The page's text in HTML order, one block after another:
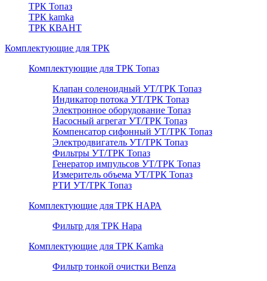
ТРК Топаз
ТРК kamka
ТРК КВАНТ
Комплектующие для ТРК
Комплектующие для ТРК Топаз
Клапан соленоидный УТ/ТРК Топаз
Индикатор потока УТ/ТРК Топаз
Электронное оборудование Топаз
Насосный агрегат УТ/ТРК Топаз
Компенсатор сифонный УТ/ТРК Топаз
Электродвигатель УТ/ТРК Топаз
Фильтры УТ/ТРК Топаз
Генератор импульсов УТ/ТРК Топаз
Измеритель объема УТ/ТРК Топаз
РТИ УТ/ТРК Топаз
Комплектующие для ТРК НАРА
Фильтр для ТРК Нара
Комплектующие для ТРК Kamka
Фильтр тонкой очистки Benza